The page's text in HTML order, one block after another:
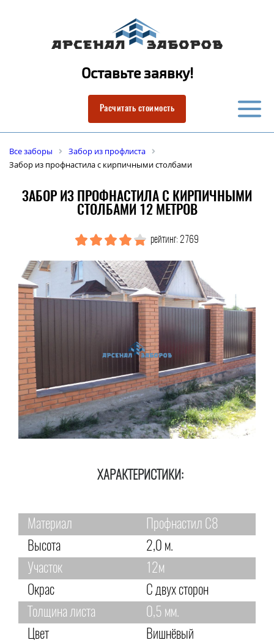
Оставьте заявку!
Расчитать стоимость
Все заборы
Забор из профлиста
Забор из профнастила с кирпичными столбами
ЗАБОР ИЗ ПРОФНАСТИЛА С КИРПИЧНЫМИ
СТОЛБАМИ 12 МЕТРОВ
рейтинг: 2769
ХАРАКТЕРИСТИКИ:
Материал
Профнастил С8
Высота
2,0 м.
Участок
12м
Окрас
С двух сторон
Толщина листа
0,5 мм.
Цвет
Вишнёвый